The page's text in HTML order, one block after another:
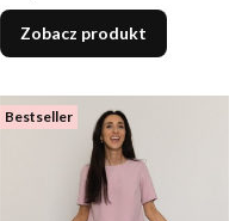
Zobacz produkt
Bestseller